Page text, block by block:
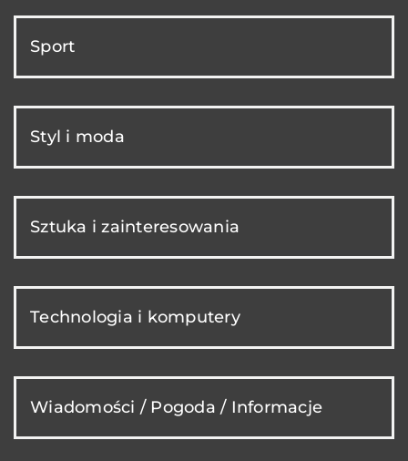
Sport
Styl i moda
Sztuka i zainteresowania
Technologia i komputery
Wiadomości / Pogoda / Informacje